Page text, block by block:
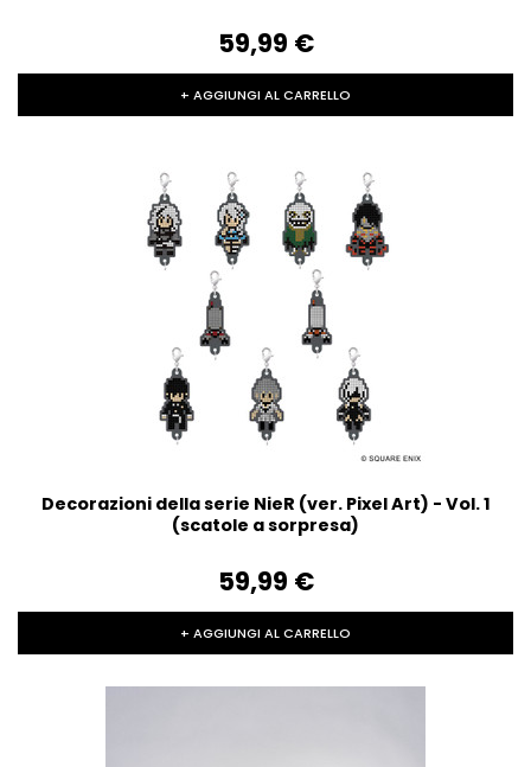
59,99‎ ‎€
+ AGGIUNGI AL CARRELLO
Decorazioni della serie NieR (ver. Pixel Art) - Vol. 1
(scatole a sorpresa)
59,99‎ ‎€
+ AGGIUNGI AL CARRELLO